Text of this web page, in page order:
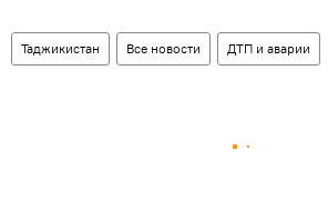
Таджикистан Все новости ДТП и аварии